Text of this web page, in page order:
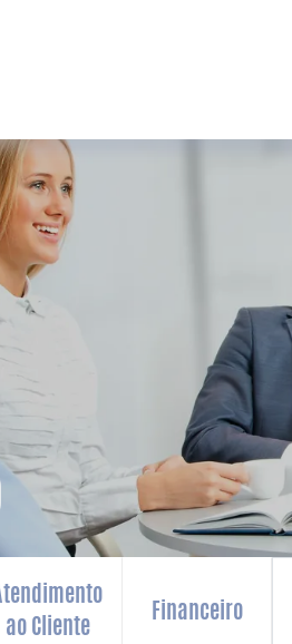
ao Cliente
Financeiro